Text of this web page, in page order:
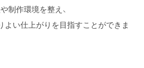
制作環境を整え、
よい仕上がりを目指すことができま